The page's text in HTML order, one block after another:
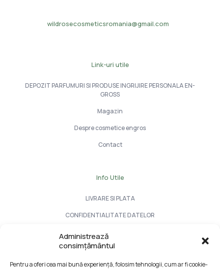
Administrează
consimțământul
Pentru a oferi cea mai bună experiență, folosim tehnologii, cum ar fi cookie-
wildrosecosmeticsromania@gmail.com
Link-uri utile
DEPOZIT PARFUMURI SI PRODUSE INGRIJIRE PERSONALA EN-
GROSS
Magazin
Despre cosmetice engros
Contact
Info Utile
LIVRARE SI PLATA
CONFIDENTIALITATE DATELOR
TERMENI SI CONDITII
Formular retur